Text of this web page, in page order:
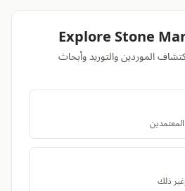
Explore Stone
الموردين والتوريد وأبحاث
ذلك